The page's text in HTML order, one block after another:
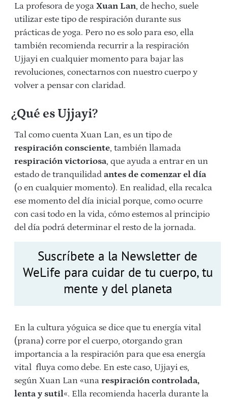
La profesora de yoga Xuan Lan, de hecho, suele
utilizar este tipo de respiración durante sus
prácticas de yoga. Pero no es solo para eso, ella
también recomienda recurrir a la respiración
Ujjayi en cualquier momento para bajar las
revoluciones, conectarnos con nuestro cuerpo y
volver a pensar con claridad.
¿Qué es Ujjayi?
Tal como cuenta Xuan Lan, es un tipo de
respiración consciente, también llamada
respiración victoriosa, que ayuda a entrar en un
estado de tranquilidad antes de comenzar el día
(o en cualquier momento). En realidad, ella recalca
ese momento del día inicial porque, como ocurre
con casi todo en la vida, cómo estemos al principio
del día podrá determinar el resto de la jornada.
Suscríbete a la Newsletter de
WeLife para cuidar de tu cuerpo, tu
mente y del planeta
En la cultura yóguica se dice que tu energía vital
(prana) corre por el cuerpo, otorgando gran
importancia a la respiración para que esa energía
vital fluya como debe. En este caso, Ujjayi es,
según Xuan Lan «una respiración controlada,
lenta y sutil«. Ella recomienda hacerla durante la